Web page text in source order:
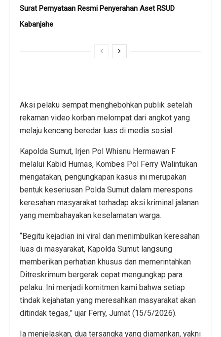
Surat Pernyataan Resmi Penyerahan Aset RSUD
Kabanjahe
Aksi pelaku sempat menghebohkan publik setelah
rekaman video korban melompat dari angkot yang
melaju kencang beredar luas di media sosial.
Kapolda Sumut, Irjen Pol Whisnu Hermawan F
melalui Kabid Humas, Kombes Pol Ferry Walintukan
mengatakan, pengungkapan kasus ini merupakan
bentuk keseriusan Polda Sumut dalam merespons
keresahan masyarakat terhadap aksi kriminal jalanan
yang membahayakan keselamatan warga.
“Begitu kejadian ini viral dan menimbulkan keresahan
luas di masyarakat, Kapolda Sumut langsung
memberikan perhatian khusus dan memerintahkan
Ditreskrimum bergerak cepat mengungkap para
pelaku. Ini menjadi komitmen kami bahwa setiap
tindak kejahatan yang meresahkan masyarakat akan
ditindak tegas,” ujar Ferry, Jumat (15/5/2026).
Ia menjelaskan, dua tersangka yang diamankan, yakni